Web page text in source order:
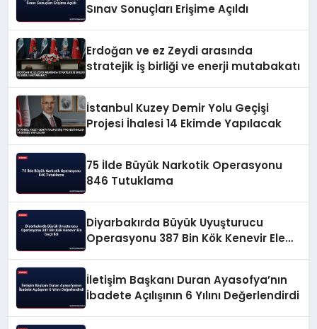
Sınav Sonuçları Erişime Açıldı
Erdoğan ve ez Zeydi arasında
stratejik iş birliği ve enerji mutabakatı
İstanbul Kuzey Demir Yolu Geçişi
Projesi İhalesi 14 Ekimde Yapılacak
75 İlde Büyük Narkotik Operasyonu
846 Tutuklama
Diyarbakırda Büyük Uyuşturucu
Operasyonu 387 Bin Kök Kenevir Ele
İletişim Başkanı Duran Ayasofya’nın
İbadete Açılışının 6 Yılını Değerlendirdi